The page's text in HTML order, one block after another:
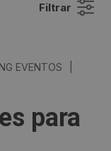
Filtrar
EVENTOS
para